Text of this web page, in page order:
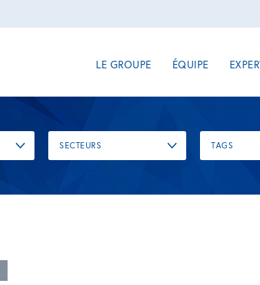
LE GROUPE ÉQUIPE
SECTEURS TAGS